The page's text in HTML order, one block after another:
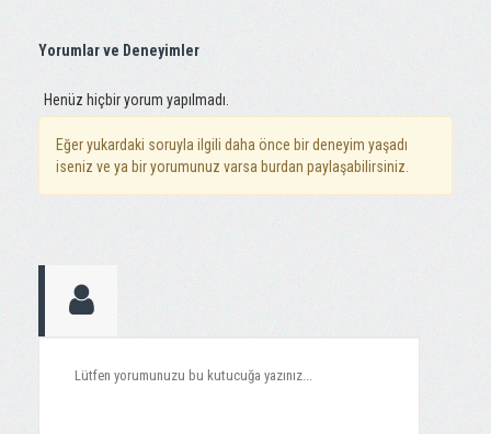
Yorumlar ve Deneyimler
Henüz hiçbir yorum yapılmadı.
Eğer yukardaki soruyla ilgili daha önce bir deneyim yaşadı
iseniz ve ya bir yorumunuz varsa burdan paylaşabilirsiniz.